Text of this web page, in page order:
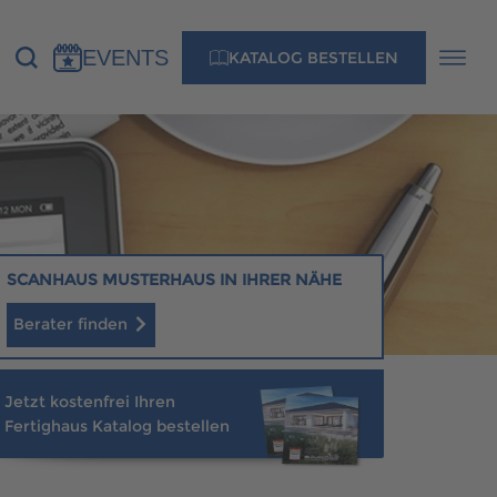
EVENTS KATALOG BESTELLEN
KONTAKT
MUSTERHAUS FINDEN
MUSTERHAUS FINDEN
SCANHAUS MUSTERHAUS IN IHRER NÄHE
Berater finden
Jetzt kostenfrei Ihren
Fertighaus Katalog bestellen